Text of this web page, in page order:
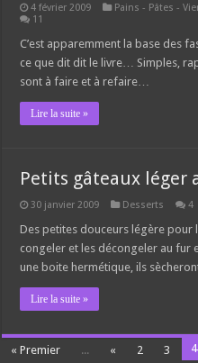
4 février 2009 Pains - Pâtes -
11
C’est apparemment la base des
ce que dit dit le livre… Simples,
sont à faire et à refaire…
Lire la suite »
Petits gâteaux léger
30 janvier 2009 Desserts 4
Des petites douceurs légère pour
congeler et les décongeler au fur
une boite hermétique, ils
Lire la suite »
« Premier ... « 2 3 4